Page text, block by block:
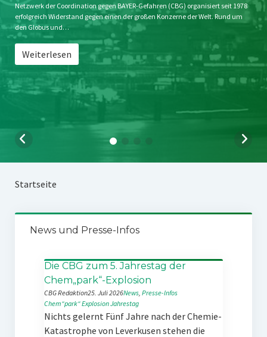
SPENDEN
Netzwerk der Coordination gegen BAYER-Gefahren (CBG) organisiert seit 1978
erfolgreich Widerstand gegen einen der großen Konzerne der Welt. Rund um
den Globus und…
Weiterlesen
Startseite
News und Presse-Infos
Die CBG zum 5. Jahrestag der
Chem„park“-Explosion
CBG Redaktion25. Juli 2026News, Presse-Infos
Chem“park“ExplosionJahrestag
Nichts gelernt Fünf Jahre nach der Chemie-
Katastrophe von Leverkusen stehen die